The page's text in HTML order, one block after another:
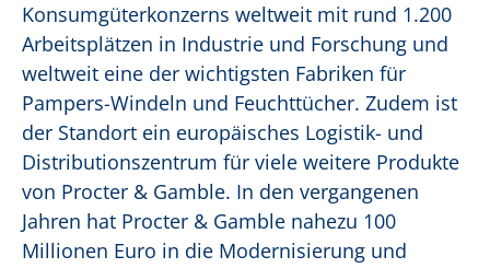
Konsumgüterkonzerns weltweit mit rund 1.200
Arbeitsplätzen in Industrie und Forschung und
weltweit eine der wichtigsten Fabriken für
Pampers-Windeln und Feuchttücher. Zudem ist
der Standort ein europäisches Logistik- und
Distributionszentrum für viele weitere Produkte
von Procter & Gamble. In den vergangenen
Jahren hat Procter & Gamble nahezu 100
Millionen Euro in die Modernisierung und